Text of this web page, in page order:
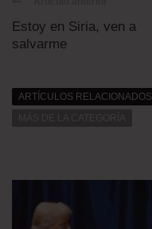
Estoy en Siria, ven a
salvarme
ARTÍCULOS RELACIONADOS